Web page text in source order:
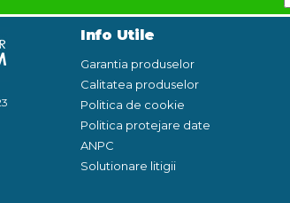
Info Utile
Garantia produselor
Calitatea produselor
Politica de cookie
Politica protejare date
ANPC
Solutionare litigii